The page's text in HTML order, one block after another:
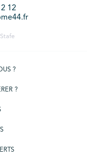
12
Stafe
?
?